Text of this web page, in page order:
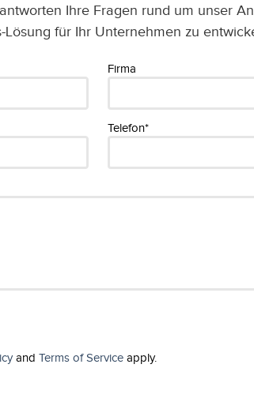
Ihre Fragen rund um unser
Lösung für Ihr Unternehmen zu
Firma
Telefon*
and Terms of Service apply.